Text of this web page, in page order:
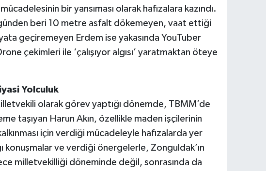
bir yansıması olarak hafızalara kazındı.
beri 10 metre asfalt dökemeyen, vaat ettiği
geçiremeyen Erdem ise yakasında YouTuber
çekimleri ile ‘çalışıyor algısı’ yaratmaktan öteye
Yolculuk
olarak görev yaptığı dönemde, TBMM’de
taşıyan Harun Akın, özellikle maden işçilerinin
için verdiği mücadeleyle hafızalarda yer
konuşmalar ve verdiği önergelerle, Zonguldak’ın
milletvekilliği döneminde değil, sonrasında da